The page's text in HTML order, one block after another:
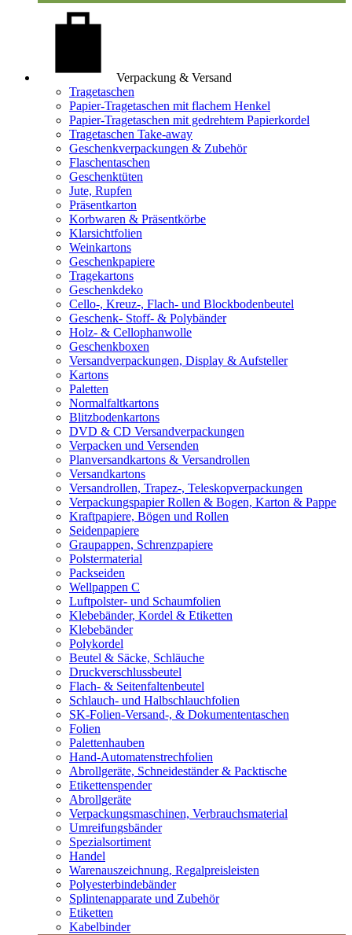
Verpackung & Versand
Tragetaschen
Papier-Tragetaschen mit flachem Henkel
Papier-Tragetaschen mit gedrehtem Papierkordel
Tragetaschen Take-away
Geschenkverpackungen & Zubehör
Flaschentaschen
Geschenktüten
Jute, Rupfen
Präsentkarton
Korbwaren & Präsentkörbe
Klarsichtfolien
Weinkartons
Geschenkpapiere
Tragekartons
Geschenkdeko
Cello-, Kreuz-, Flach- und Blockbodenbeutel
Geschenk- Stoff- & Polybänder
Holz- & Cellophanwolle
Geschenkboxen
Versandverpackungen, Display & Aufsteller
Kartons
Paletten
Normalfaltkartons
Blitzbodenkartons
DVD & CD Versandverpackungen
Verpacken und Versenden
Planversandkartons & Versandrollen
Versandkartons
Versandrollen, Trapez-, Teleskopverpackungen
Verpackungspapier Rollen & Bogen, Karton & Pappe
Kraftpapiere, Bögen und Rollen
Seidenpapiere
Graupappen, Schrenzpapiere
Polstermaterial
Packseiden
Wellpappen C
Luftpolster- und Schaumfolien
Klebebänder, Kordel & Etiketten
Klebebänder
Polykordel
Beutel & Säcke, Schläuche
Druckverschlussbeutel
Flach- & Seitenfaltenbeutel
Schlauch- und Halbschlauchfolien
SK-Folien-Versand-, & Dokumententaschen
Folien
Palettenhauben
Hand-Automatenstrechfolien
Abrollgeräte, Schneideständer & Packtische
Etikettenspender
Abrollgeräte
Verpackungsmaschinen, Verbrauchsmaterial
Umreifungsbänder
Spezialsortiment
Handel
Warenauszeichnung, Regalpreisleisten
Polyesterbindebänder
Splintenapparate und Zubehör
Etiketten
Kabelbinder